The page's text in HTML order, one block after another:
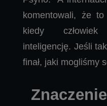
komentowali, że
kiedy
inteligencję. Jeśli
finał, jaki mogliśmy